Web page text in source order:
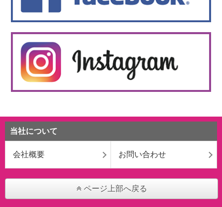
当社について
会社概要 お問い合わせ
ページ上部へ戻る